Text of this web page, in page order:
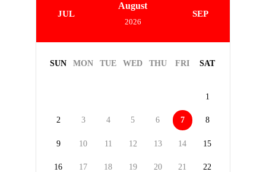
JUL
August
2026
SEP
SUN MON TUE WED THU FRI SAT
1
2 3 4 5 6 7 8
9 10 11 12 13 14 15
16 17 18 19 20 21 22